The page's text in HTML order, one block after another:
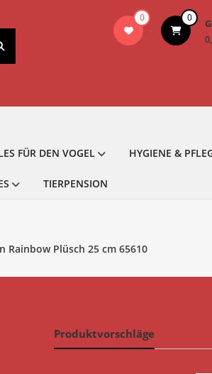
0 0
FÜR DEN VOGEL HYGIENE &
TIERPENSION
Plüsch 25 cm 65610
Produktvorschläge